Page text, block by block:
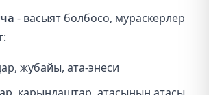
- васыят болбосо, мураскерлер
жубайы, ата-энеси